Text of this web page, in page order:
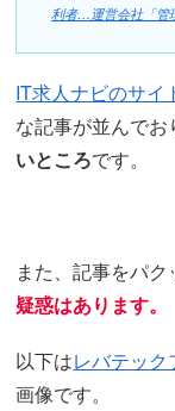
利者…運営会社「管
IT求人ナビのサイ
な記事が並んでお
いところです。
また、記事をパ
疑惑はあります。
以下はレバテッ
画像です。